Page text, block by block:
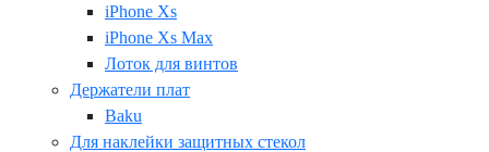
iPhone Xs
iPhone Xs Max
Лоток для винтов
Держатели плат
Baku
Для наклейки защитных стекол